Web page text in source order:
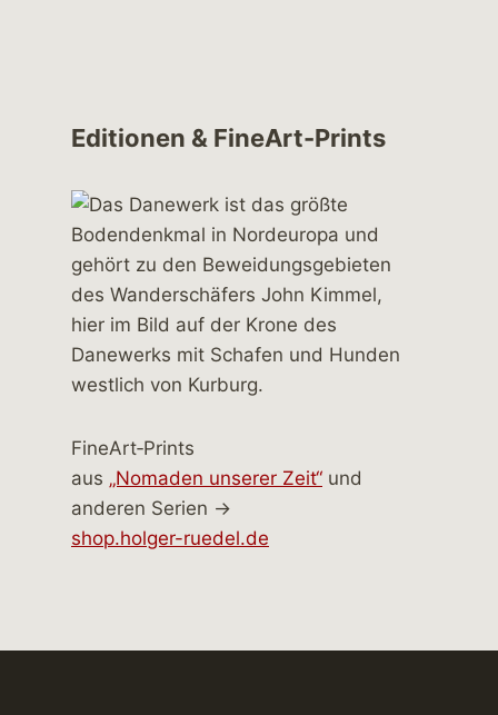
Editionen & FineArt-Prints
FineArt‑Prints
aus „Nomaden unserer Zeit“ und
anderen Serien →
shop.holger-ruedel.de